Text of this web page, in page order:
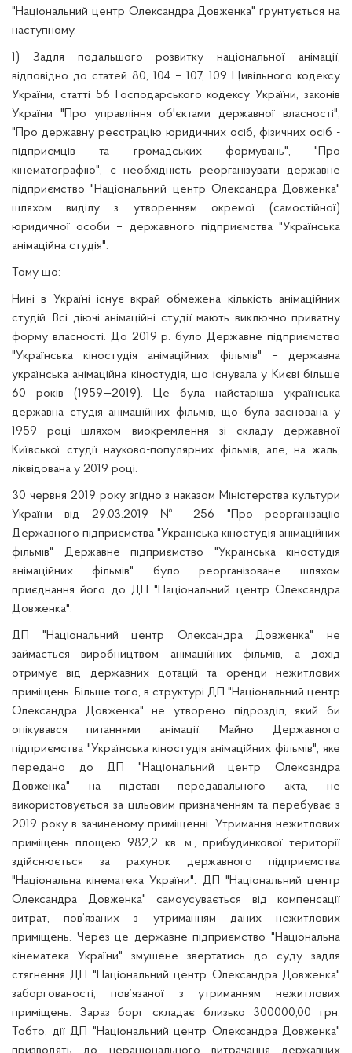
"Національний центр Олександра Довженка" ґрунтується на
наступному.
1) Задля подальшого розвитку національної анімації,
відповідно до статей 80, 104 – 107, 109 Цивільного кодексу
України, статті 56 Господарського кодексу України, законів
України " Про управління об'єктами державної власності",
"Про державну реєстрацію юридичних осіб, фізичних осіб -
підприємців та громадських формувань", "Про
кінематографію", є необхідність реорганізувати державне
підприємство "Національний центр Олександра Довженка"
шляхом виділу з утворенням окремої (самостійної)
юридичної особи – державного підприємства "Українська
анімаційна студія".
Тому що:
Нині в Україні існує вкрай обмежена кількість анімаційних
студій. Всі діючі анімаційні студії мають виключно приватну
форму власності. До 2019 р. було Державне підприємство
"Українська кіностудія анімаційних фільмів" – державна
українська анімаційна кіностудія, що існувала у Києві більше
60 років (1959—2019). Це була найстаріша українська
державна студія анімаційних фільмів, що була заснована у
1959 році шляхом виокремлення зі складу державної
Київської студії науково-популярних фільмів, але, на жаль,
ліквідована у 2019 році.
30 червня 2019 року згідно з наказом Міністерства культури
України від 29.03.2019 № 256 "Про реорганізацію
Державного підприємства "Українська кіностудія анімаційних
фільмів" Державне підприємство "Українська кіностудія
анімаційних фільмів" було реорганізоване шляхом
приєднання його до ДП "Національний центр Олександра
Довженка".
ДП "Національний центр Олександра Довженка" не
займається виробництвом анімаційних фільмів, а дохід
отримує від державних дотацій та оренди нежитлових
приміщень. Більше того, в структурі ДП "Національний центр
Олександра Довженка" не утворено підрозділ, який би
опікувався питаннями анімації. Майно Державного
підприємства "Українська кіностудія анімаційних фільмів", яке
передано до ДП "Національний центр Олександра
Довженка" на підставі передавального акта, не
використовується за цільовим призначенням таперебуває з
2019 року в зачиненому приміщенні. Утримання нежитлових
приміщень площею 982,2 кв. м., прибудинкової території
здійснюється за рахунок державного підприємства
"Національна кінематека України". ДП "Національний центр
Олександра Довженка" самоусувається від компенсації
витрат, пов’язаних з утриманням даних нежитлових
приміщень. Через це державне підприємство "Національна
кінематека України" змушене звертатись до суду задля
стягнення ДП "Національний центр Олександра Довженка"
заборгованості, пов’язаної з утриманням нежитлових
приміщень. Зараз борг складає близько 300000,00 грн.
Тобто, дії ДП "Національний центр Олександра Довженка"